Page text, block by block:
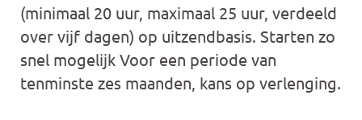
(minimaal 20 uur, maximaal 25 uur, verdeeld
over vijf dagen) op uitzendbasis. Starten zo
snel mogelijk Voor een periode van
tenminste zes maanden, kans op verlenging.